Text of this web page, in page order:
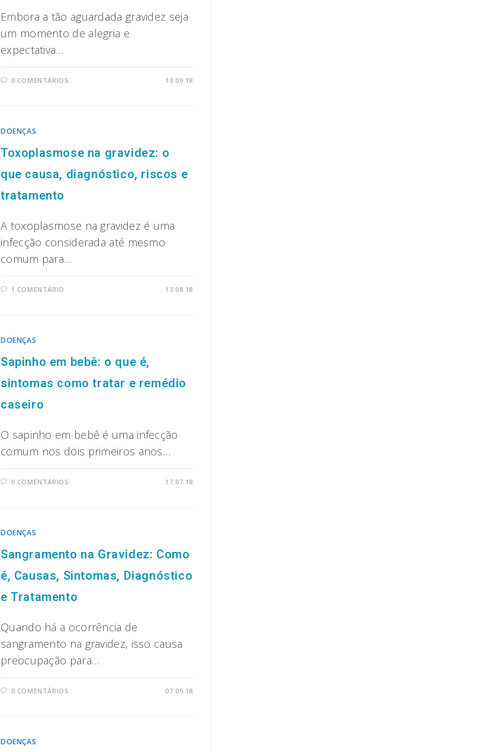
Embora a tão aguardada gravidez seja
um momento de alegria e
expectativa…
0 COMENTÁRIOS 13.09.18
DOENÇAS
Toxoplasmose na gravidez: o
que causa, diagnóstico, riscos e
tratamento
A toxoplasmose na gravidez é uma
infecção considerada até mesmo
comum para…
1 COMENTÁRIO 13.08.18
DOENÇAS
Sapinho em bebê: o que é,
sintomas como tratar e remédio
caseiro
O sapinho em bebê é uma infecção
comum nos dois primeiros anos…
0 COMENTÁRIOS 17.07.18
DOENÇAS
Sangramento na Gravidez: Como
é, Causas, Sintomas, Diagnóstico
e Tratamento
Quando há a ocorrência de
sangramento na gravidez, isso causa
preocupação para…
0 COMENTÁRIOS 07.05.18
DOENÇAS